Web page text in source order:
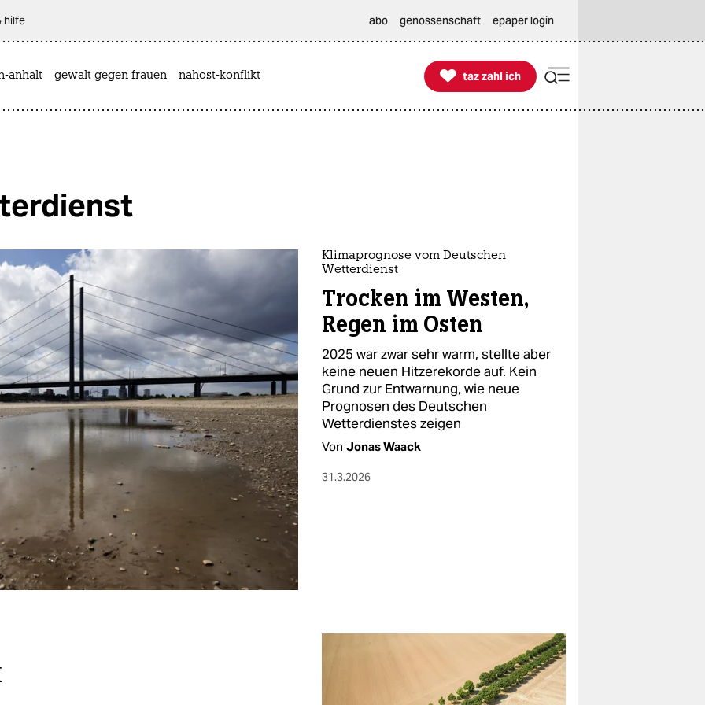
hilfe abo genossenschaft epaper login
anhalt gewalt gegen frauen nahost-konflikt 
taz zahl ich
taz zahl ich
Klimaprognose vom Deutschen
Wetterdienst
Trocken im Westen,
Regen im Osten
2025 war zwar sehr warm, stellte aber
keine neuen Hitzerekorde auf. Kein
Grund zur Entwarnung, wie neue
Prognosen des Deutschen
Wetterdienstes zeigen
Von Jonas Waack
31.3.2026